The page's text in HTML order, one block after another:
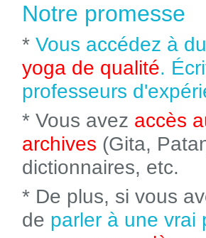
Notre promesse
* Vous accédez à du
yoga de qualité.
professeurs
* Vous avez accès
archives (Gita,
dictionnaires, etc.
* De plus, si vous
de parler à une vrai